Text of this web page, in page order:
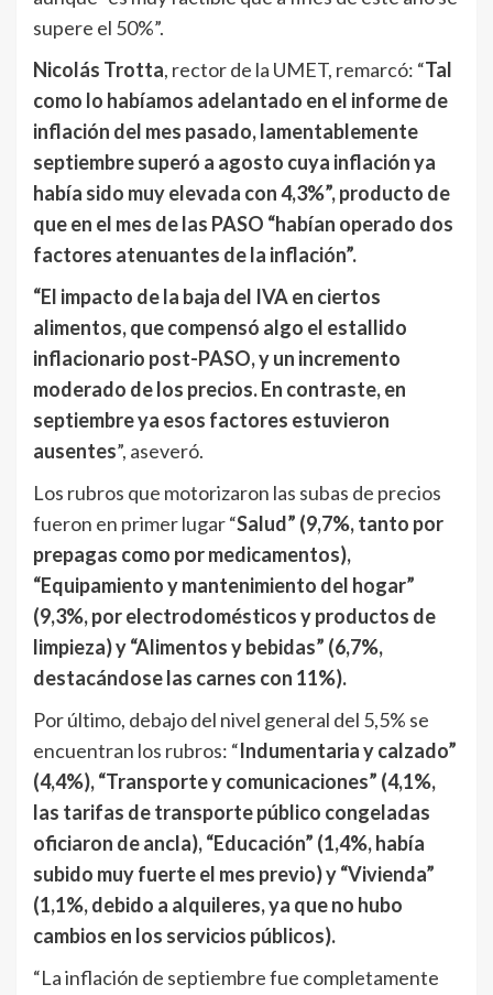
supere el 50%”.
Nicolás Trotta, rector de la UMET, remarcó: “Tal
como lo habíamos adelantado en el informe de
inflación del mes pasado, lamentablemente
septiembre superó a agosto cuya inflación ya
había sido muy elevada con 4,3%”, producto de
que en el mes de las PASO “habían operado dos
factores atenuantes de la inflación”.
“El impacto de la baja del IVA en ciertos
alimentos, que compensó algo el estallido
inflacionario post-PASO, y un incremento
moderado de los precios. En contraste, en
septiembre ya esos factores estuvieron
ausentes”, aseveró.
Los rubros que motorizaron las subas de precios
fueron en primer lugar “Salud” (9,7%, tanto por
prepagas como por medicamentos),
“Equipamiento y mantenimiento del hogar”
(9,3%, por electrodomésticos y productos de
limpieza) y “Alimentos y bebidas” (6,7%,
destacándose las carnes con 11%).
Por último, debajo del nivel general del 5,5% se
encuentran los rubros: “Indumentaria y calzado”
(4,4%), “Transporte y comunicaciones” (4,1%,
las tarifas de transporte público congeladas
oficiaron de ancla), “Educación” (1,4%, había
subido muy fuerte el mes previo) y “Vivienda”
(1,1%, debido a alquileres, ya que no hubo
cambios en los servicios públicos).
“La inflación de septiembre fue completamente